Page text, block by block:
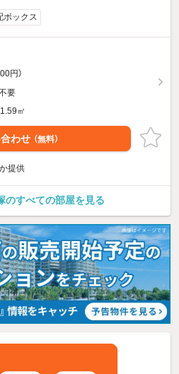
ボックス
円）
要
㎡
わせ （無料）
提供
のすべての部屋を見る